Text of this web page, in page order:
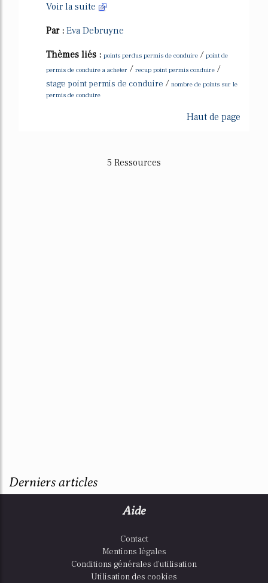
Voir la suite
Par : Eva Debruyne
Thèmes liés : points perdus permis de conduire / point de
permis de conduire a acheter / recup point permis conduire /
stage point permis de conduire / nombre de points sur le
permis de conduire
Haut de page
5 Ressources
Derniers articles
Aide
Contact
Mentions légales
Conditions générales d'utilisation
Utilisation des cookies